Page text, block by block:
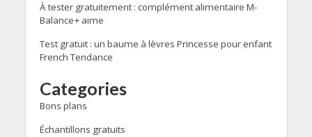
À tester gratuitement : complément alimentaire M-
Balance+ aime
Test gratuit : un baume à lèvres Princesse pour enfant
French Tendance
Categories
Bons plans
Échantillons gratuits